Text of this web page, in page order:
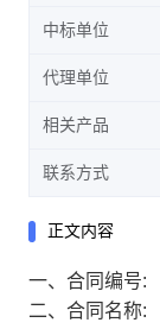
中标单位
代理单位
相关产品
联系方式
正文内容
一、合同编号:
二、合同名称: